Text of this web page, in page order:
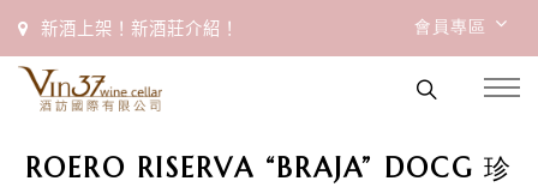
新酒上架！新酒莊介紹！ 會員專區
ROERO RISERVA “BRAJA” DOCG 珍